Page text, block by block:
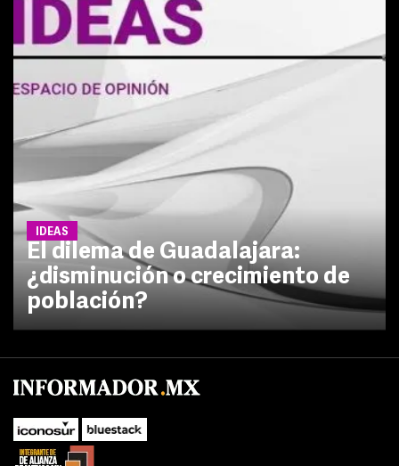
IDEAS
El dilema de Guadalajara:
¿disminución o crecimiento de
población?